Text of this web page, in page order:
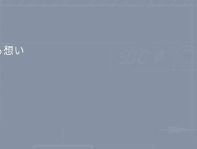
い